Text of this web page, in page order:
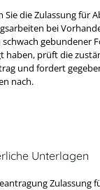
Sie die Zulassung für
bei
schwach gebundener
haben, prüft die
und fordert
nach.
Unterlagen
Zulassung